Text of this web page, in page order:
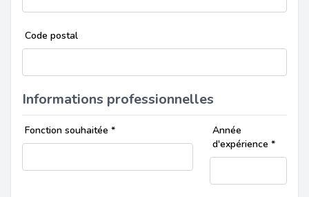
Code postal
Informations professionnelles
Fonction souhaitée *
Année
d'expérience *